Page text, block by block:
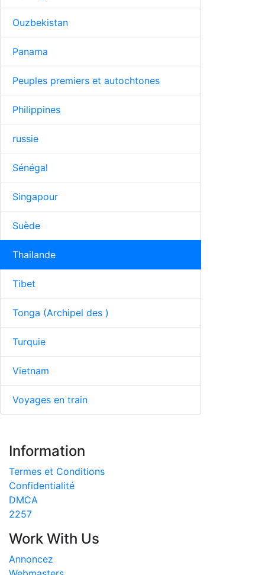
Ouzbekistan
Panama
Peuples premiers et autochtones
Philippines
russie
Sénégal
Singapour
Suède
Thailande
Tibet
Tonga (Archipel des )
Turquie
Vietnam
Voyages en train
Information
Termes et Conditions
Confidentialité
DMCA
2257
Work With Us
Annoncez